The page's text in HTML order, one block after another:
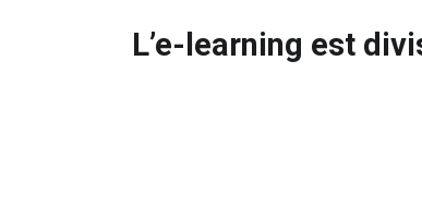
L’e-learning est